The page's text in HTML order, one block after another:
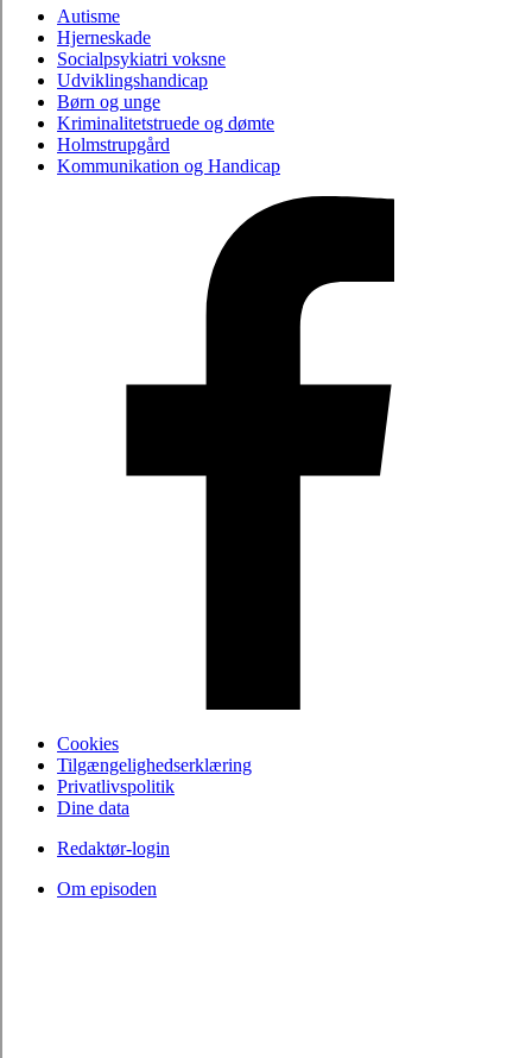
Autisme
Hjerneskade
Socialpsykiatri voksne
Udviklingshandicap
Børn og unge
Kriminalitetstruede og dømte
Holmstrupgård
Kommunikation og Handicap
Cookies
Tilgængelighedserklæring
Privatlivspolitik
Dine data
Redaktør-login
Om episoden